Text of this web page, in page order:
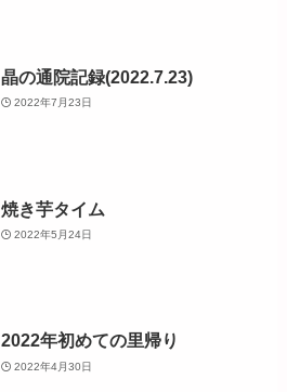
晶の通院記録(2022.7.23)
2022年7月23日
焼き芋タイム
2022年5月24日
2022年初めての里帰り
2022年4月30日